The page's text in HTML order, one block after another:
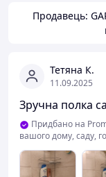
Продавець:
Тетяна К.
11.09.2025
Зручна полка
Придбано на
вашого дому, саду,